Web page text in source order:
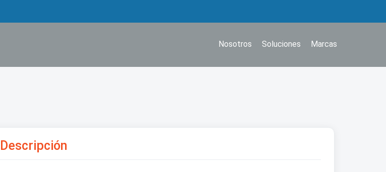
Marcas
Soluciones
Nosotros
Descripción